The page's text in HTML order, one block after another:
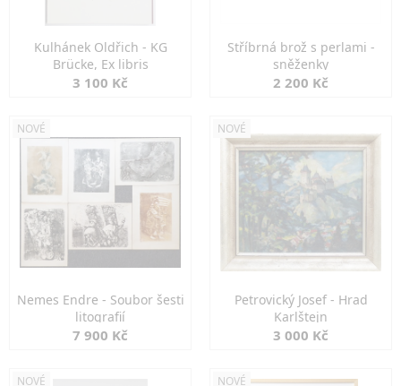
Kulhánek Oldřich - KG
Brücke, Ex libris
3 100 Kč
Stříbrná brož s perlami -
sněženky
2 200 Kč
NOVÉ
Nemes Endre - Soubor šesti
litografií
7 900 Kč
NOVÉ
Petrovický Josef - Hrad
Karlštejn
3 000 Kč
NOVÉ NOVÉ